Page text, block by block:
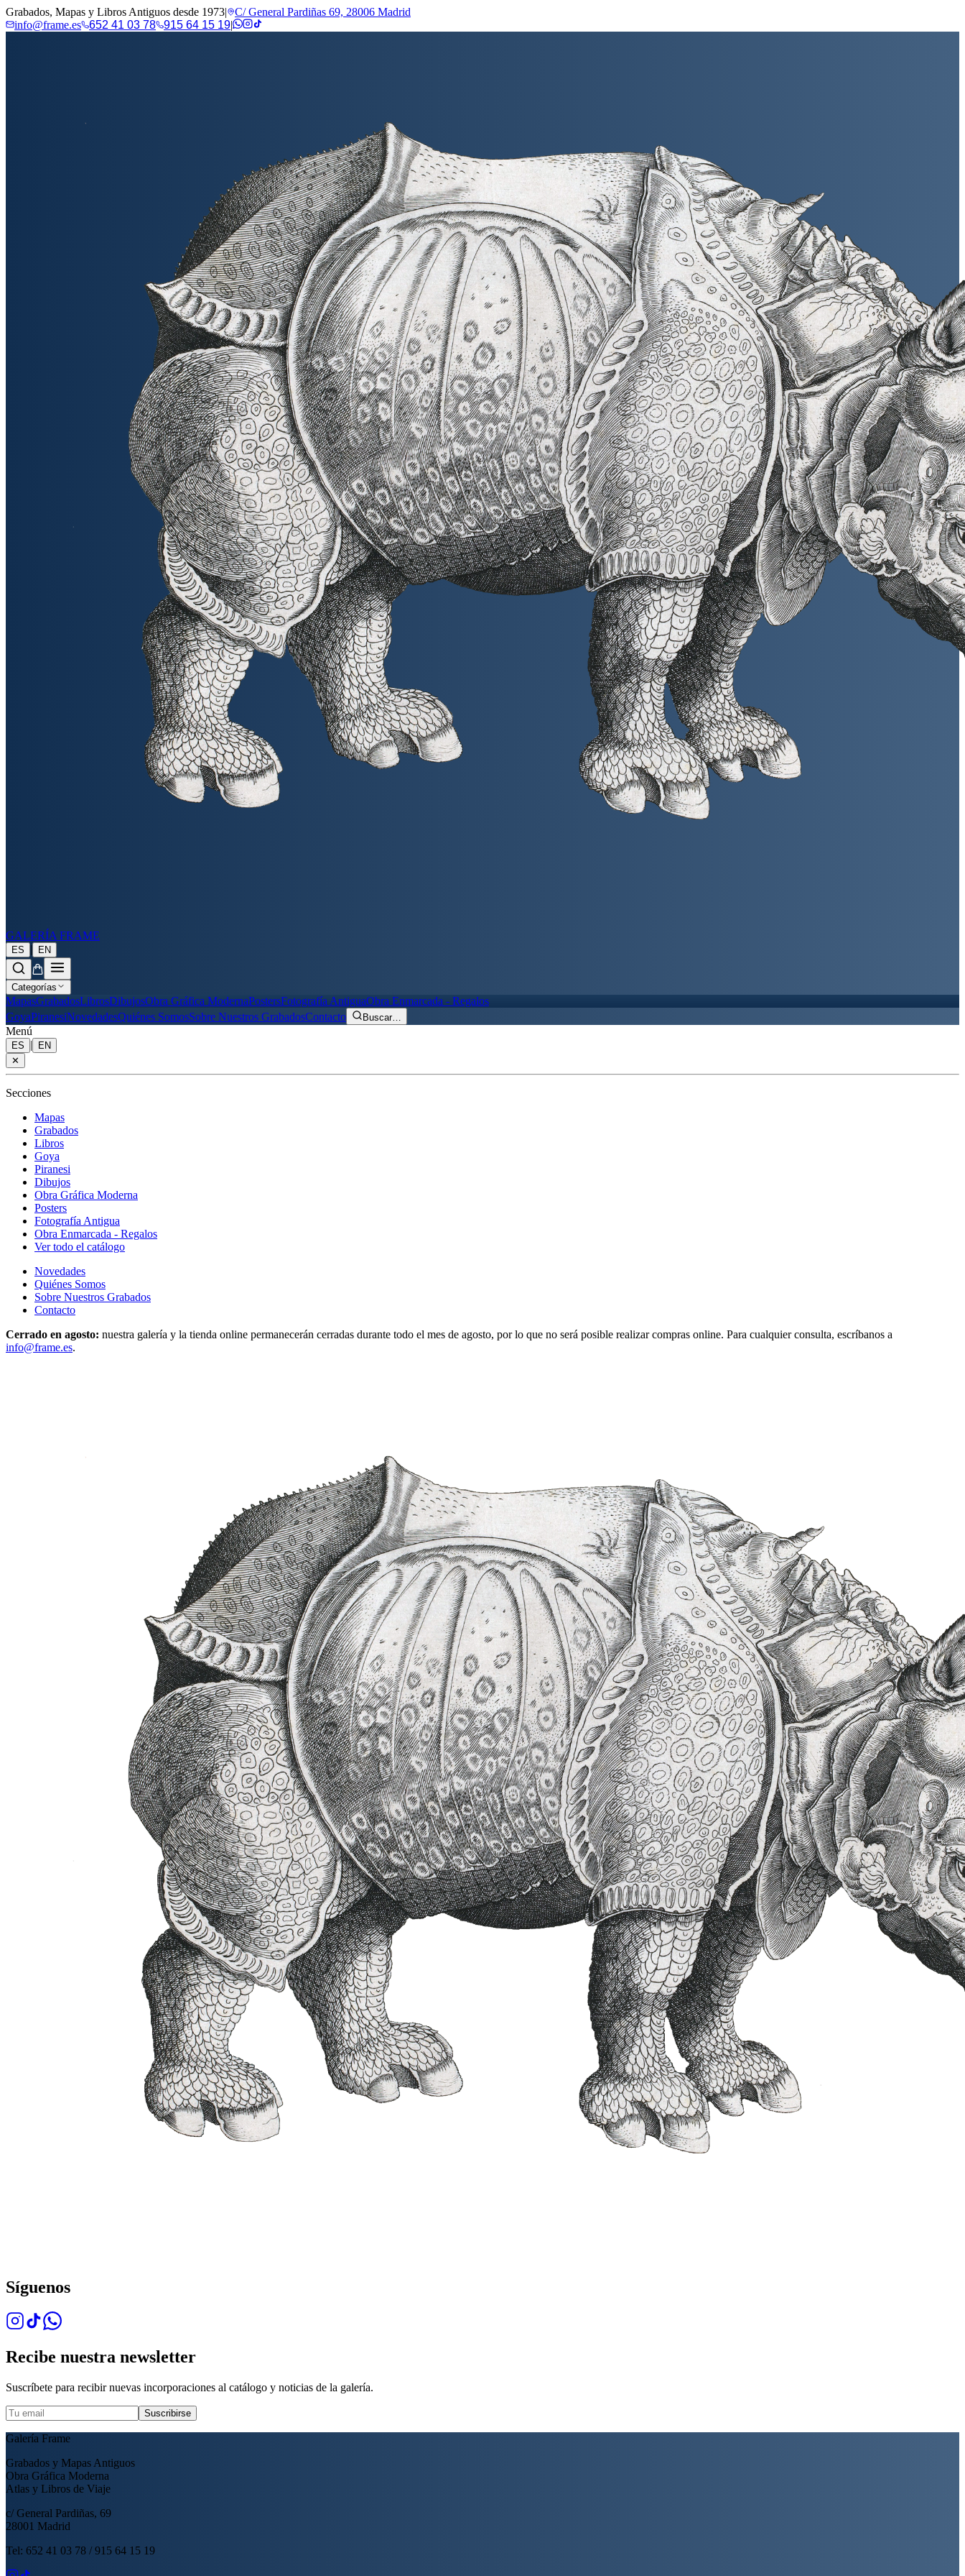
Grabados, Mapas y Libros Antiguos desde 1973|
C/ General Pardiñas 69, 28006 Madrid
info@frame.es
652 41 03 78 915 64 15 19|
GALERÍA FRAME
ES | EN
Categorías
MapasGrabadosLibrosDibujosObra Gráfica ModernaPostersFotografía AntiguaObra Enmarcada - Regalos
GoyaPiranesiNovedadesQuiénes SomosSobre Nuestros GrabadosContacto Buscar…
Menú
ES |
EN
✕
Secciones
Mapas
Grabados
Libros
Goya
Piranesi
Dibujos
Obra Gráfica Moderna
Posters
Fotografía Antigua
Obra Enmarcada - Regalos
Ver todo el catálogo
Novedades
Quiénes Somos
Sobre Nuestros Grabados
Contacto
Cerrado en agosto: nuestra galería y la tienda online permanecerán cerradas durante todo el mes de agosto, por lo que no será posible realizar compras online. Para cualquier consulta, escríbanos a
info@frame.es.
Síguenos
Recibe nuestra newsletter
Suscríbete para recibir nuevas incorporaciones al catálogo y noticias de la galería.
Suscribirse
Galería Frame
Grabados y Mapas Antiguos
Obra Gráfica Moderna
Atlas y Libros de Viaje
c/ General Pardiñas, 69
28001 Madrid
Tel: 652 41 03 78 / 915 64 15 19